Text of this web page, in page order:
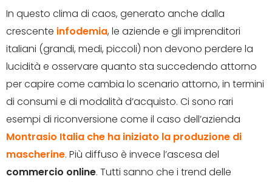
In questo clima di caos, generato anche dalla
crescente infodemia, le aziende e gli imprenditori
italiani (grandi, medi, piccoli) non devono perdere la
lucidità e osservare quanto sta succedendo attorno
per capire come cambia lo scenario attorno, in termini
di consumi e di modalità d’acquisto. Ci sono rari
esempi di riconversione come il caso dell’azienda
Montrasio Italia che ha iniziato la produzione di
mascherine. Più diffuso è invece l’ascesa del
commercio online. Tutti sanno che i trend delle